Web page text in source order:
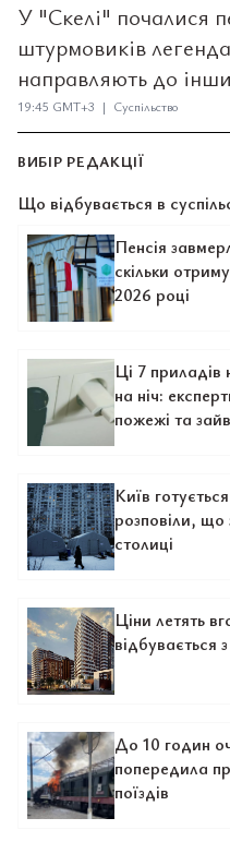
У "Скелі" почалися
штурмовиків
направляють до
19:45 GMT+3 | Суспільство
ВИБІР РЕДАКЦІЇ
Що відбувається в
Пенсія
скільки
2026 році
Ці 7
на ніч:
пожежі та
Київ
розповіли, що
столиці
Ціни летять
відбувається
До 10 годин
попередила
поїздів